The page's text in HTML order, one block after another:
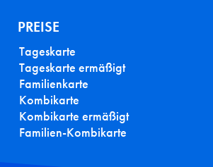
PREISE
Tageskarte
Tageskarte ermäßigt
Familienkarte
Kombikarte
Kombikarte ermäßigt
Familien-Kombikarte